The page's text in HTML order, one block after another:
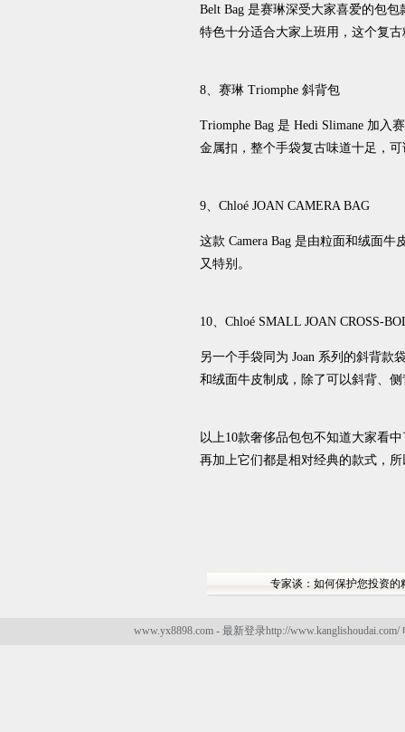
Belt Bag 是赛琳深受大家喜爱的包
特色十分适合大家上班用，这个复
8、赛琳 Triomphe 斜背包
Triomphe Bag 是 Hedi Slimane 加入
金属扣，整个手袋复古味道十足，
9、Chloé JOAN CAMERA BAG
这款 Camera Bag 是由粒面和绒面
又特别。
10、Chloé SMALL JOAN CROSS-
另一个手袋同为 Joan 系列的斜背
和绒面牛皮制成，除了可以斜背、
以上10款奢侈品包包不知道大家看
再加上它们都是相对经典的款式，
专家谈：如何保护您投资的
www.yx8898.com - 最新登录http://